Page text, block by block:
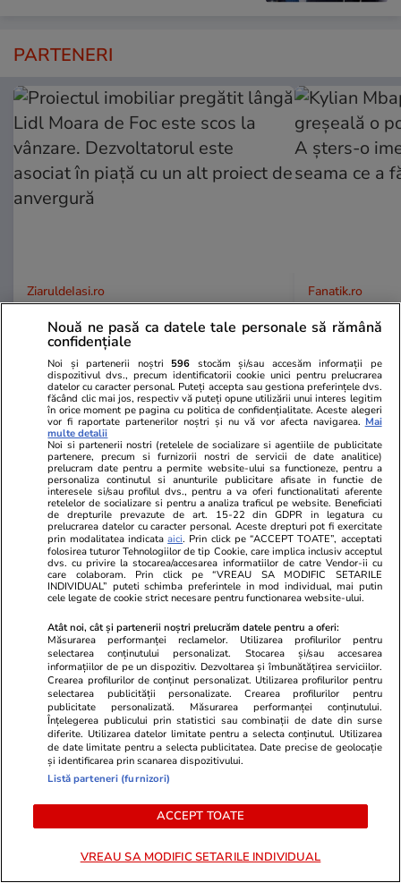
PARTENERI
ZiaruldeIasi.ro
Lidl Moara de Foc este scos la
vânzare. Dezvoltatorul este
asociat în piață cu un alt proiect
de anvergură
Fanatik.ro
greșeală o
ce și-a dat
ULTIMELE ȘTIRI
Știri România 18:48
Rezultatele loto din 19 iulie 2026. Numerele
câștigătoare extrase duminică
Lifestyle
Un cuplu de tineri avocați a murit din cauza
aerului condiționat, în Grecia. Cum a fost
posibil
Știri Externe 18:07
Amenda primită de un șofer după ce a depășit
viteza cu doar 1,9 km/h, în Italia: „Am decis să
plătesc, dar nu să tac”
Nouă ne pasă ca datele tale personale să rămână
confidențiale
Noi și partenerii noștri 596 stocăm și/sau accesăm informații pe
dispozitivul dvs., precum identificatorii cookie unici pentru prelucrarea
datelor cu caracter personal. Puteți accepta sau gestiona preferințele dvs.
făcând clic mai jos, respectiv vă puteți opune utilizării unui interes legitim
în orice moment pe pagina cu politica de confidențialitate. Aceste alegeri
vor fi raportate partenerilor noștri și nu vă vor afecta navigarea. Mai
multe detalii
Noi si partenerii nostri (retelele de socializare si agentiile de publicitate
partenere, precum si furnizorii nostri de servicii de date analitice)
prelucram date pentru a permite website-ului sa functioneze, pentru a
personaliza continutul si anunturile publicitare afisate in functie de
interesele si/sau profilul dvs., pentru a va oferi functionalitati aferente
retelelor de socializare si pentru a analiza traficul pe website. Beneficiati
de drepturile prevazute de art. 15-22 din GDPR in legatura cu
prelucrarea datelor cu caracter personal. Aceste drepturi pot fi exercitate
prin modalitatea indicataaici. Prin click pe “ACCEPT TOATE”, acceptati
folosirea tuturor Tehnologiilor de tip Cookie, care implica inclusiv acceptul
dvs. cu privire la stocarea/accesarea informatiilor de catre Vendor-ii cu
care colaboram. Prin click pe “VREAU SA MODIFIC SETARILE
INDIVIDUAL” puteti schimba preferintele in mod individual, mai putin
cele legate de cookie strict necesare pentru functionarea website-ului.
Atât noi, cât și partenerii noștri prelucrăm datele pentru a oferi:
Măsurarea performanței reclamelor. Utilizarea profilurilor pentru
selectarea conținutului personalizat. Stocarea și/sau accesarea
informațiilor de pe un dispozitiv. Dezvoltarea și îmbunătățirea serviciilor.
Crearea profilurilor de conținut personalizat. Utilizarea profilurilor pentru
selectarea publicității personalizate. Crearea profilurilor pentru
publicitate personalizată. Măsurarea performanței conținutului.
Înțelegerea publicului prin statistici sau combinații de date din surse
diferite. Utilizarea datelor limitate pentru a selecta conținutul. Utilizarea
de date limitate pentru a selecta publicitatea. Date precise de geolocație
și identificarea prin scanarea dispozitivului.
Listă parteneri (furnizori)
ACCEPT TOATE
VREAU SA MODIFIC SETARILE INDIVIDUAL